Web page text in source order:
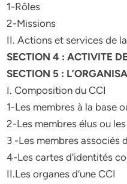
1-Rôles
2-Missions
II. Actions et services de
SECTION 4 : ACTIVITE
SECTION 5 :
I. Composition du CCI
1-Les membres à la base
2-Les membres élus ou
3 -Les membres associés
4-Les cartes d’identités
II.Les organes d’une CCI